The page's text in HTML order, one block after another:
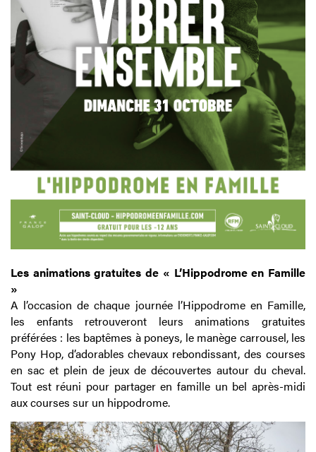
Les animations gratuites de « L’Hippodrome en Famille
»
A l’occasion de chaque journée l’Hippodrome en Famille,
les enfants retrouveront leurs animations gratuites
préférées : les baptêmes à poneys, le manège carrousel, les
Pony Hop, d’adorables chevaux rebondissant, des courses
en sac et plein de jeux de découvertes autour du cheval.
Tout est réuni pour partager en famille un bel après-midi
aux courses sur un hippodrome.